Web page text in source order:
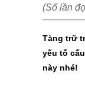
(Số lần
Tàng trữ
yếu tố
này nhé!